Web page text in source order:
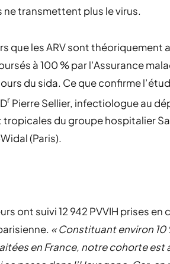
ne transmettent plus le virus.
que les ARV sont théoriquement
à 100 % par l’Assurance
du sida. Ce que confirme
r Pierre Sellier, infectiologue au
tropicales du groupe hospitalier
(Paris).
ont suivi 12 942 PVVIH prises en
« Constituant environ 10
en France, notre cohorte est